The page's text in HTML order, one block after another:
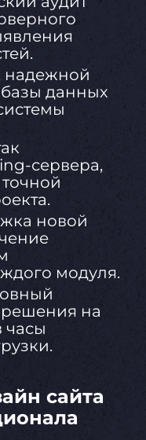
надежной
данных
сервера,
новой
модуля.
решения на
часы
сайта